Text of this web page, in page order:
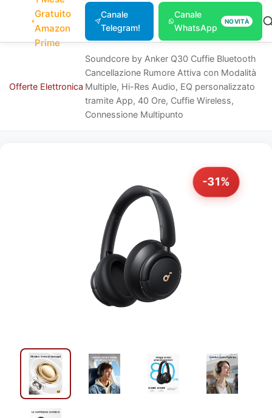
Gratuito
Amazon
Prime
Canale
Telegram!
Canale
WhatsApp
NOVITÀ
Offerte Elettronica
Soundcore by Anker Q30 Cuffie Bluetooth
Cancellazione Rumore Attiva con Modalità
Multiple, Hi-Res Audio, EQ personalizzato
tramite App, 40 Ore, Cuffie Wireless,
Connessione Multipunto
-31%